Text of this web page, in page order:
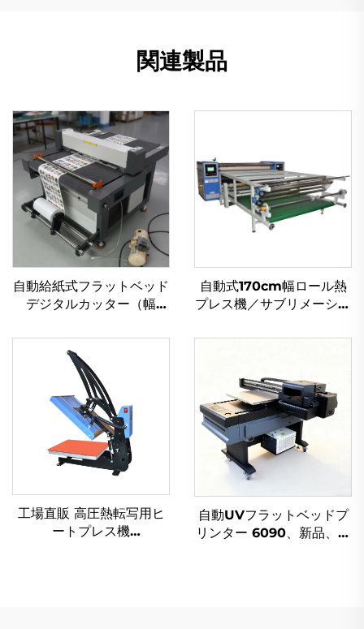
関連製品
自動給紙式フラットベッド
デジタルカッター（幅
フィルムカッター／紙切断
機／クリスタルラベルカッ
ター／ビニルカッター
自動式170cm幅ロール熱
プレス機／サブリメーショ
カレンダー加熱ローラー
工場直販 高圧熱転写用ヒ
ートプレス機
自動UVフラットベッドプ
リンター 6090、新品、高